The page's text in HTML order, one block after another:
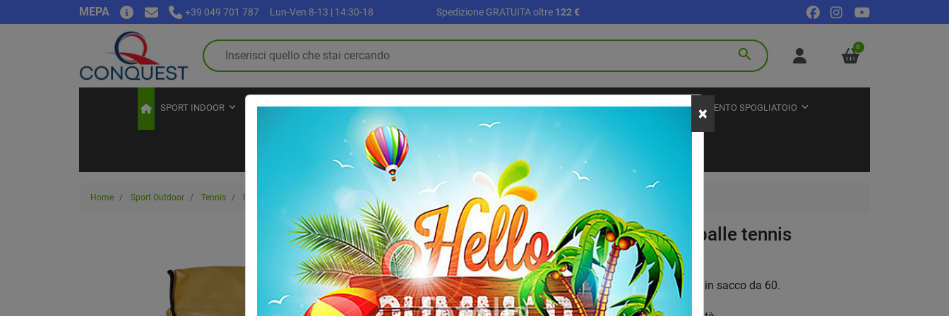
MEPA +39 049 701 787 Lun-Ven 8-13 | 14:30-18 Spedizione GRATUITA oltre 122 €
search 0
SPORT INDOOR SPORT OUTDOOR PALLONI E ACCESSORI SETTORE SCUOLA ALLENAMENTO E FITNESS ARREDAMENTO SPOGLIATOIO
RIABILITAZIONE E RECUPERO
Home Sport Outdoor Tennis Palline da tennis Odea Gold, confezione 60 palle tennis depressurizzate
Odea Gold, confezione 60 palle tennis
depressurizzate
Odea Gold palline da tennis depressurizzate, in sacco da 60.
×